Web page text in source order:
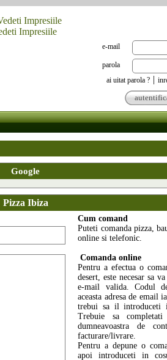
Impresiile
e-mail
parola
ai uitat parola ? |
Google
Pizza Ibiza
Cum comand
Puteti comanda pizza,
online si telefonic.
Comanda online
Pentru a efectua o
desert, este necesar sa
e-mail valida. Codul
aceasta adresa de email
trebui sa il introduceti
Trebuie sa
dumneavoastra de
facturare/livrare.
Pentru a depune o
apoi introduceti in